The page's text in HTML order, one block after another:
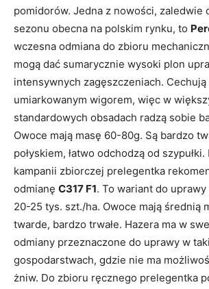
pomidorów. Jedna z nowości, zaledwie
sezonu obecna na polskim rynku, to
wczesna odmiana do zbioru
mogą dać sumarycznie wysoki plon
intensywnych zagęszczeniach. Cechują
umiarkowanym wigorem, więc w
standardowych obsadach radzą sobie
Owoce mają masę 60-80g. Są bardzo
połyskiem, łatwo odchodzą od
kampanii zbiorczej prelegentka
odmianę C317 F1. To wariant do
20-25 tys. szt./ha. Owoce mają średnią
twarde, bardzo trwałe. Hazera ma w
odmiany przeznaczone do uprawy w
gospodarstwach, gdzie nie ma
żniw. Do zbioru ręcznego prelegentka